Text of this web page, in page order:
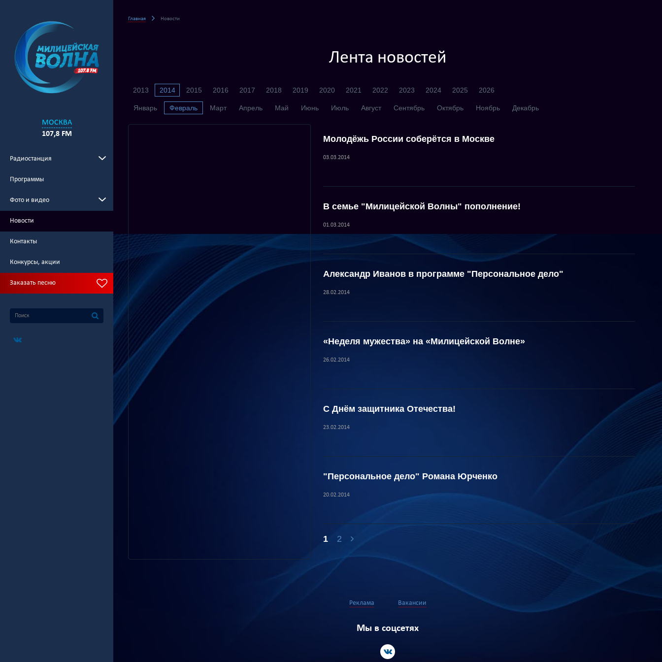
МОСКВА
107,8 FM
Радиостанция
Программы
Фото и видео
Новости
Контакты
Конкурсы, акции
Заказать песню
Главная Новости
Лента новостей
2013 2014 2015 2016 2017 2018 2019 2020 2021 2022 2023 2024 2025 2026
Январь Февраль Март Апрель Май Июнь Июль Август Сентябрь Октябрь Ноябрь Декабрь
Молодёжь России соберётся в Москве
03.03.2014
В семье "Милицейской Волны" пополнение!
01.03.2014
Александр Иванов в программе "Персональное дело"
28.02.2014
«Неделя мужества» на «Милицейской Волне»
26.02.2014
С Днём защитника Отечества!
23.02.2014
"Персональное дело" Романа Юрченко
20.02.2014
1 2
Реклама Вакансии
Мы в соцсетях